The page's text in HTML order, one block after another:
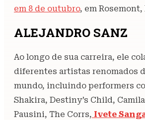
em 8 de outubro, em
ALEJANDRO SANZ
Ao longo de sua carreira, ele
diferentes artistas renomados
mundo, incluindo performers
Shakira, Destiny’s Child,
Pausini, The Corrs, Ivete